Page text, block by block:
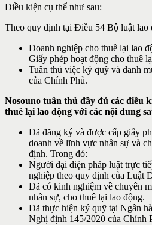
Điều kiện cụ thể như sau:
Theo quy định tại Điều 54 Bộ luật lao
Doanh nghiệp cho thuê lại lao
Giấy phép hoạt động cho thuê
Tuân thủ việc ký quỹ và danh
của Chính Phủ.
Nosouno tuân thủ đầy đủ các điều
thuê lại lao động với các nội dung
Đã đăng ký và được cấp giấy
doanh về lĩnh vực nhân sự và
định. Trong đó:
Người đại diện pháp luật trực
nghiệp theo quy định của Luật
Đã có kinh nghiệm về chuyên
nhân sự, cho thuê lại lao động.
Đã thực hiện ký quỹ tại Ngân
Nghị định 145/2020 của Chính